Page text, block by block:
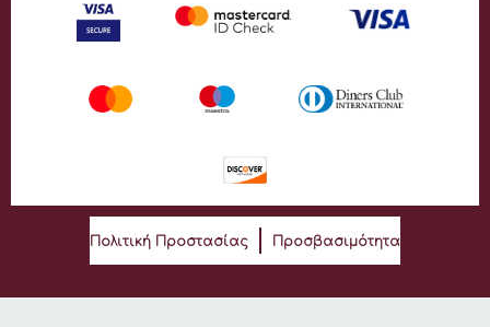
Πολιτική Προστασίας Προσβασιμότητα